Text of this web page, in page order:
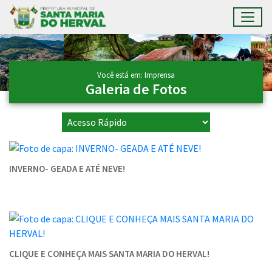
Ir para conteúdo principal
Conteúdo Principal
Você está em: Imprensa
Galeria de Fotos
INVERNO- GEADA E ATÉ NEVE!
CLIQUE E CONHEÇA MAIS SANTA MARIA DO HERVAL!